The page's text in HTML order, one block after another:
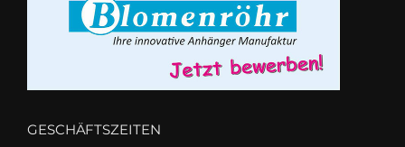
GESCHÄFTSZEITEN